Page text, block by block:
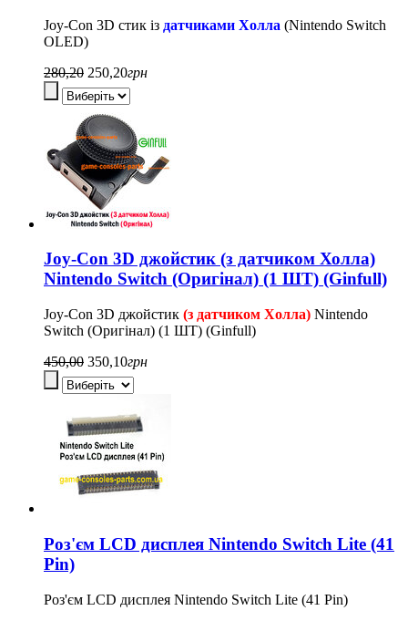
Joy-Con 3D стик із датчиками Холла (Nintendo Switch
OLED)
280,20 250,20грн
Joy-Con 3D джойстик (з датчиком Холла)
Nintendo Switch (Оригінал) (1 ШТ) (Ginfull)
Joy-Con 3D джойстик (з датчиком Холла) Nintendo
Switch (Оригінал) (1 ШТ) (Ginfull)
450,00 350,10грн
Роз'єм LCD дисплея Nintendo Switch Lite (41
Pin)
Роз'єм LCD дисплея Nintendo Switch Lite (41 Pin)